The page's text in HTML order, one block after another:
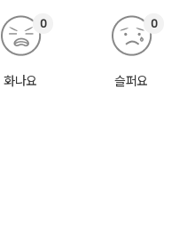
화나요
0
슬퍼요
0